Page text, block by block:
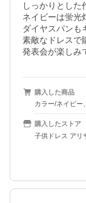
しっかりとした
ネイビーは蛍光
ダイヤスパンも
素敵なドレスで
発表会が楽しみ
購入した商品
カラー/ネイビー
購入したストア
子供ドレス アリ